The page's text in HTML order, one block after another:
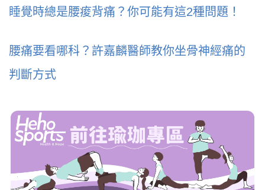
睡覺時總是腰痠背痛？你可能有這2種問題！
腰痛要看哪科？許嘉麟醫師教你坐骨神經痛的
判斷方式